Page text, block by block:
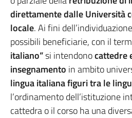
direttamente dalle Università
locale. Ai fini
possibili beneficiarie, con il
italiano”si intendonocattedre
insegnamento in ambito
lingua italiana figuri tra le
l’ordinamento dell’istituzione
cattedra o il corso ha una